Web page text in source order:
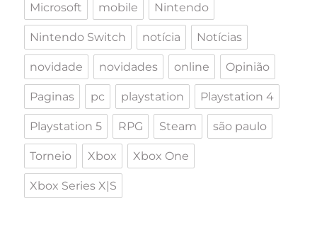
Microsoft mobile Nintendo
Nintendo Switch notícia Notícias
novidade novidades online Opinião
Paginas pc playstation Playstation 4
Playstation 5 RPG Steam são paulo
Torneio Xbox Xbox One
Xbox Series X|S